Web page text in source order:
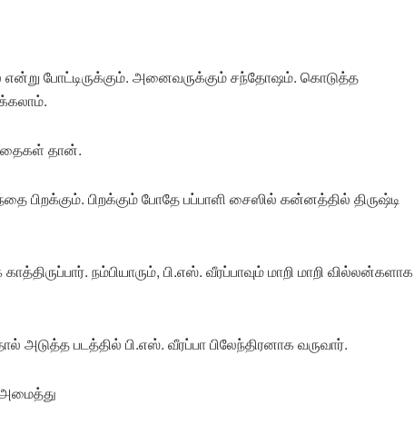
என்று போட்டிருக்கும். அனைவருக்கும் சந்தோஷம். கொடுத்த
தான்.
பிறக்கும். பிறக்கும் போதே பப்பாளி சைஸில் கன்னத்தில் திருஷ்டி
நம்பியாரும், பி.எஸ். வீரப்பாவும் மாறி மாறி வில்லன்களாக
அடுத்த படத்தில் பி.எஸ். வீரப்பா பிலேந்திரனாக வருவார்.
அமைத்து